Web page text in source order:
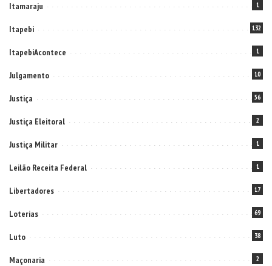
Itamaraju 1
Itapebi 132
ItapebiAcontece 1
Julgamento 10
Justiça 56
Justiça Eleitoral 2
Justiça Militar 1
Leilão Receita Federal 1
Libertadores 17
Loterias 69
Luto 38
Maçonaria 2